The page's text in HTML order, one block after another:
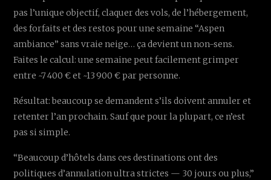
pas l’unique objectif, claquer des vols, de l’hébergement,
des forfaits et des restos pour une semaine “Aspen
ambiance” sans vraie neige… ça devient un non-sens.
Faites le calcul: une semaine peut facilement grimper
entre ~7 400 € et ~13 900 € par personne.
Résultat: beaucoup se demandent s’ils doivent annuler et
retenter l’an prochain. Sauf que pour la plupart, ce n’est
pas si simple.
“Beaucoup d’hôtels dans ces destinations ont des
politiques d’annulation ultra strictes — 30 jours ou plus,”